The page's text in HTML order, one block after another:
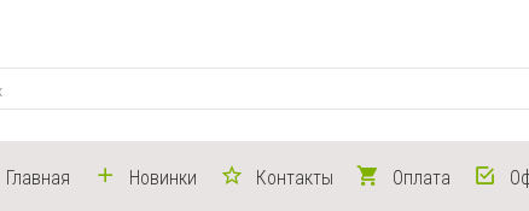
Главная Новинки Контакты Оплата